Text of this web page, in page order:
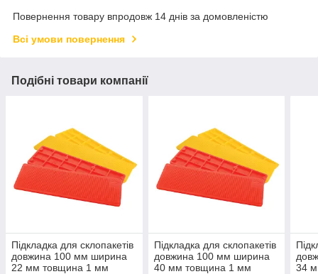
Повернення товару впродовж 14 днів за домовленістю
Всі умови повернення
Подібні товари компанії
Підкладка для склопакетів
довжина 100 мм ширина
22 мм товщина 1 мм
Підкладка для склопакетів
довжина 100 мм ширина
40 мм товщина 1 мм
34